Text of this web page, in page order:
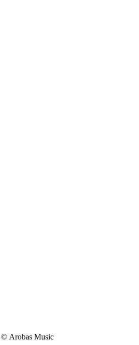
© Arobas Music